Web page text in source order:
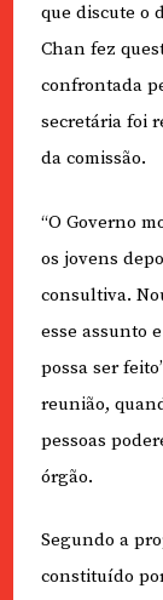
que discute o
Chan fez
confrontada
secretária foi
da comissão.
“O Governo
os jovens
consultiva.
esse assunto
possa ser
reunião,
pessoas
órgão.
Segundo a
constituído